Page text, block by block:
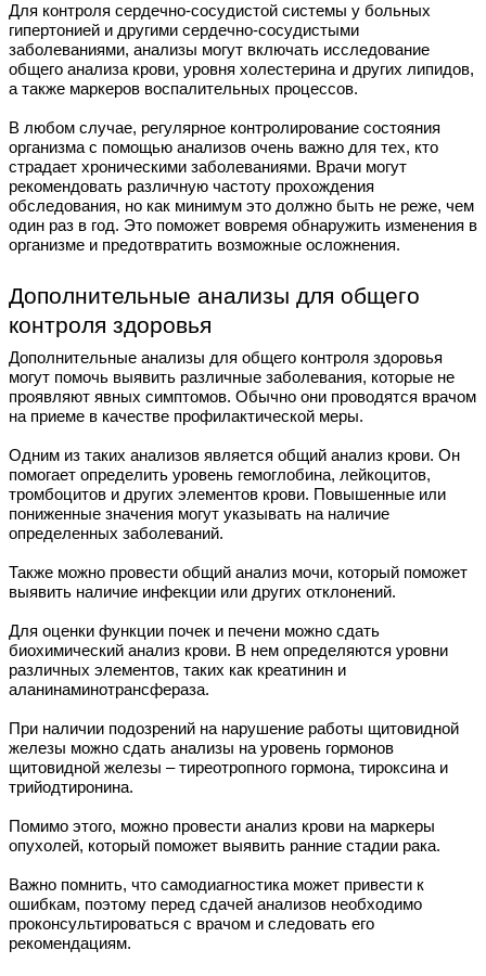
Для контроля сердечно-сосудистой системы у больных
гипертонией и другими сердечно-сосудистыми
заболеваниями, анализы могут включать исследование
общего анализа крови, уровня холестерина и других липидов,
а также маркеров воспалительных процессов.
В любом случае, регулярное контролирование состояния
организма с помощью анализов очень важно для тех, кто
страдает хроническими заболеваниями. Врачи могут
рекомендовать различную частоту прохождения
обследования, но как минимум это должно быть не реже, чем
один раз в год. Это поможет вовремя обнаружить изменения в
организме и предотвратить возможные осложнения.
Дополнительные анализы для общего
контроля здоровья
Дополнительные анализы для общего контроля здоровья
могут помочь выявить различные заболевания, которые не
проявляют явных симптомов. Обычно они проводятся врачом
на приеме в качестве профилактической меры.
Одним из таких анализов является общий анализ крови. Он
помогает определить уровень гемоглобина, лейкоцитов,
тромбоцитов и других элементов крови. Повышенные или
пониженные значения могут указывать на наличие
определенных заболеваний.
Также можно провести общий анализ мочи, который поможет
выявить наличие инфекции или других отклонений.
Для оценки функции почек и печени можно сдать
биохимический анализ крови. В нем определяются уровни
различных элементов, таких как креатинин и
аланинаминотрансфераза.
При наличии подозрений на нарушение работы щитовидной
железы можно сдать анализы на уровень гормонов
щитовидной железы – тиреотропного гормона, тироксина и
трийодтиронина.
Помимо этого, можно провести анализ крови на маркеры
опухолей, который поможет выявить ранние стадии рака.
Важно помнить, что самодиагностика может привести к
ошибкам, поэтому перед сдачей анализов необходимо
проконсультироваться с врачом и следовать его
рекомендациям.